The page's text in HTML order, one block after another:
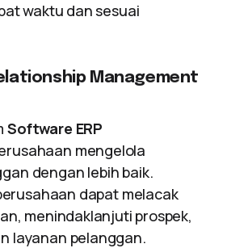
waktu dan sesuai
Management
Software ERP
mengelola
dengan lebih baik.
dapat melacak
menindaklanjuti prospek,
layanan pelanggan.